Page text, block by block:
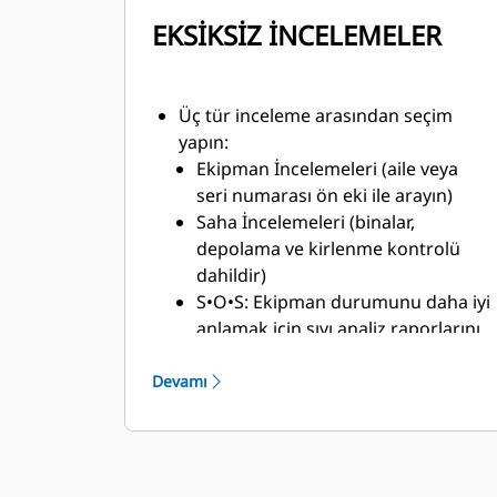
EKSİKSİZ İNCELEMELER
Üç tür inceleme arasından seçim
yapın:
Ekipman İncelemeleri (aile veya
seri numarası ön eki ile arayın)
Saha İncelemeleri (binalar,
depolama ve kirlenme kontrolü
dahildir)
S•O•S: Ekipman durumunu daha iyi
anlamak için sıvı analiz raporlarını
Devamı